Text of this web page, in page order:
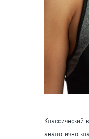
аналогично